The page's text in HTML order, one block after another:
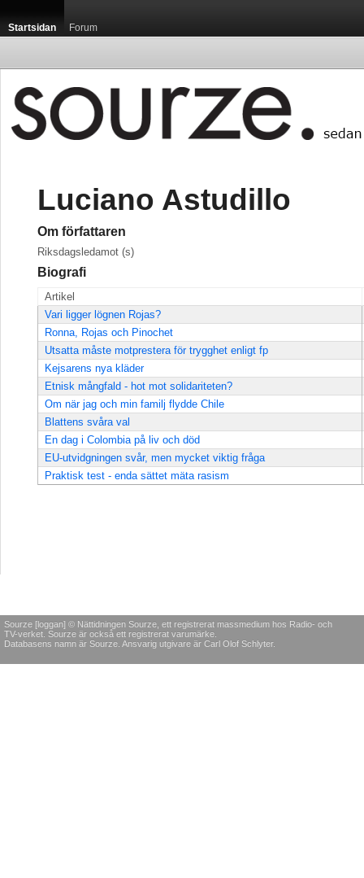
Startsidan Forum
Luciano Astudillo
Om författaren
Riksdagsledamot (s)
Biografi
Artikel
Vari ligger lögnen Rojas?
Ronna, Rojas och Pinochet
Utsatta måste motprestera för trygghet enligt fp
Kejsarens nya kläder
Etnisk mångfald - hot mot solidariteten?
Om när jag och min familj flydde Chile
Blattens svåra val
En dag i Colombia på liv och död
EU-utvidgningen svår, men mycket viktig fråga
Praktisk test - enda sättet mäta rasism
Sourze [loggan] © Nättidningen Sourze, ett registrerat massmedium hos Radio- och
TV-verket. Sourze är också ett registrerat varumärke.
Databasens namn är Sourze. Ansvarig utgivare är Carl Olof Schlyter.